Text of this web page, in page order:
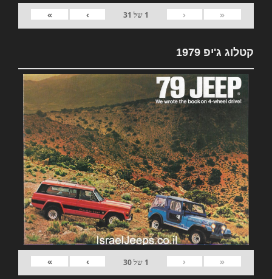
«
‹
1 של 31
›
»
קטלוג ג'יפ 1979
«
‹
1 של30
›
»